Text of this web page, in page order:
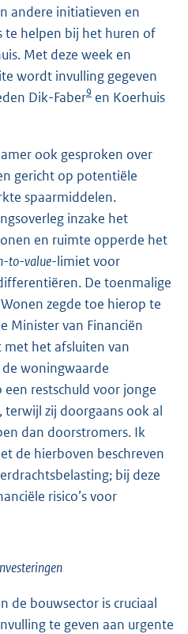
andere initiatieven en
te helpen bij het huren of
Met deze week en
wordt invulling gegeven
Dik-Faber9 en Koerhuis
ook gesproken over
gericht op potentiële
spaarmiddelen.
inzake het
en ruimte opperde het
to-value-limiet voor
De toenmalige
zegde toe hierop te
Minister van Financiën
het afsluiten van
woningwaarde
restschuld voor jonge
zij doorgaans ook al
dan doorstromers. Ik
de hierboven beschreven
bij deze
risico’s voor
de bouwsector is cruciaal
te geven aan urgente